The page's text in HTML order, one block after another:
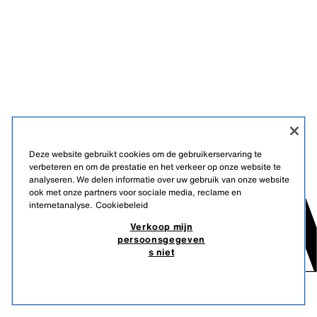
Deze website gebruikt cookies om de gebruikerservaring te
verbeteren en om de prestatie en het verkeer op onze website te
analyseren. We delen informatie over uw gebruik van onze website
ook met onze partners voor sociale media, reclame en
internetanalyse. Cookiebeleid
Verkoop mijn
persoonsgegeven
s niet